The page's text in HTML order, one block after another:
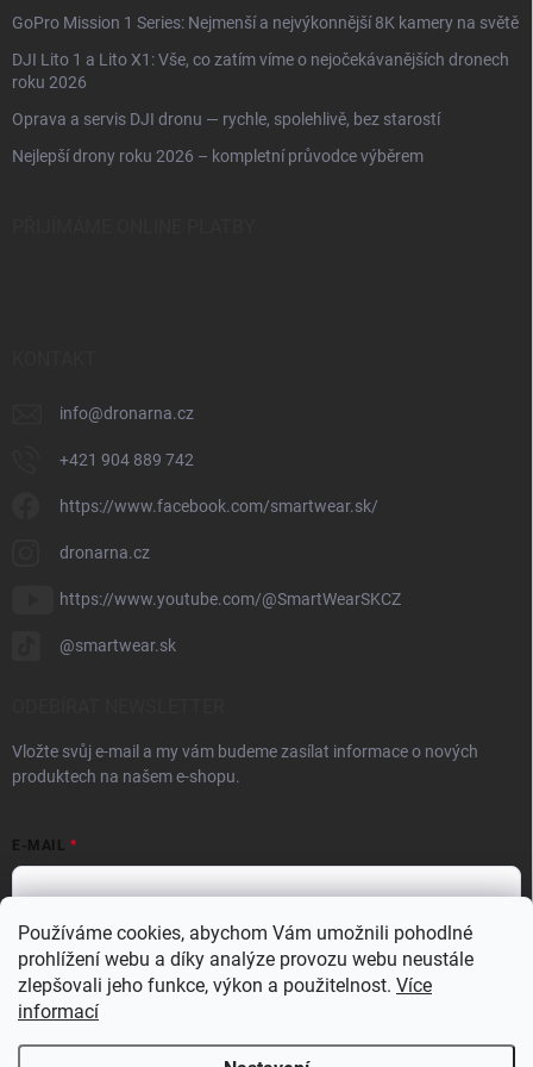
Používáme cookies, abychom Vám umožnili pohodlné
prohlížení webu a díky analýze provozu webu neustále
zlepšovali jeho funkce, výkon a použitelnost. Více
informací
GoPro Mission 1 Series: Nejmenší a nejvýkonnější 8K kamery na světě
DJI Lito 1 a Lito X1: Vše, co zatím víme o nejočekávanějších dronech
roku 2026
Oprava a servis DJI dronu — rychle, spolehlivě, bez starostí
Nejlepší drony roku 2026 – kompletní průvodce výběrem
info@dronarna.cz
+421 904 889 742
https://www.facebook.com/smartwear.sk/
dronarna.cz
https://www.youtube.com/@SmartWearSKCZ
@smartwear.sk
Vložte svůj e-mail a my vám budeme zasílat informace o nových
produktech na našem e-shopu.
E-MAIL
Vložením e-mailu souhlasíte spodmínkami ochrany osobních údajů
Přihlásit se